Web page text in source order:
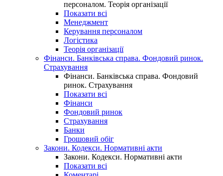
персоналом. Теорія організації
Показати всі
Менеджмент
Керування персоналом
Логістика
Теорія організації
Фінанси. Банківська справа. Фондовий ринок.
Страхування
Фінанси. Банківська справа. Фондовий
ринок. Страхування
Показати всі
Фінанси
Фондовий ринок
Страхування
Банки
Грошовий обіг
Закони. Кодекси. Нормативні акти
Закони. Кодекси. Нормативні акти
Показати всі